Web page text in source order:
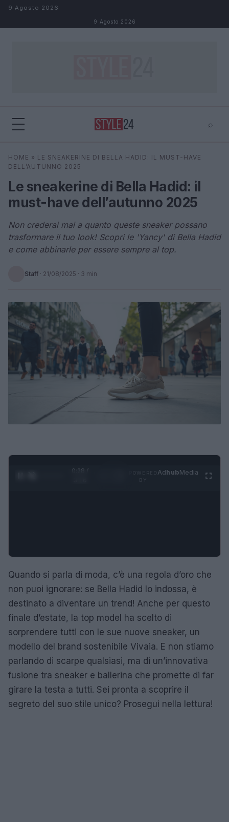
Salta al contenuto
9 Agosto 2026
9 Agosto 2026
⌕
Cerca ⌕
HOME » LE SNEAKERINE DI BELLA HADID: IL MUST-HAVE
DELL’AUTUNNO 2025
Le sneakerine di Bella Hadid: il
must-have dell’autunno 2025
Non crederai mai a quanto queste sneaker possano
trasformare il tuo look! Scopri le 'Yancy' di Bella Hadid
e come abbinarle per essere sempre al top.
Staff · 21/08/2025 · 3 min
0:29 /
AdhubMedia
Quando si parla di moda, c’è una regola d’oro che
non puoi ignorare: se Bella Hadid lo indossa, è
destinato a diventare un trend! Anche per questo
finale d’estate, la top model ha scelto di
sorprendere tutti con le sue nuove sneaker, un
modello del brand sostenibile Vivaia. E non stiamo
parlando di scarpe qualsiasi, ma di un’innovativa
fusione tra sneaker e ballerina che promette di far
girare la testa a tutti. Sei pronta a scoprire il
segreto del suo stile unico? Prosegui nella lettura!